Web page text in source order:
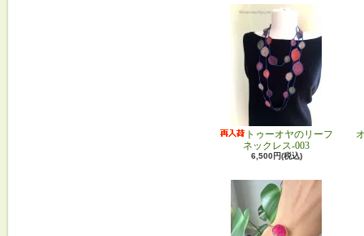
トゥーオヤのリーフ
ネックレス-003
6,500円(税込)